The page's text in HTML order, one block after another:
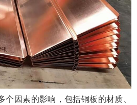
个因素的影响，包括铜板的材质、